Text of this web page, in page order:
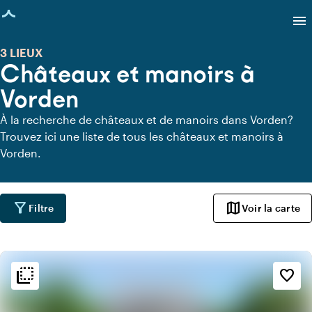
chargée
menu
Châteaux et manoirs à
Vorden
3 LIEUX
À la recherche de châteaux et de manoirs dans Vorden?
Trouvez ici une liste de tous les châteaux et manoirs à
Vorden.
filter_alt Filtre mapVoir la carte
flip_to_back favorite_border
flip_to_back Ambiance
info
Classique